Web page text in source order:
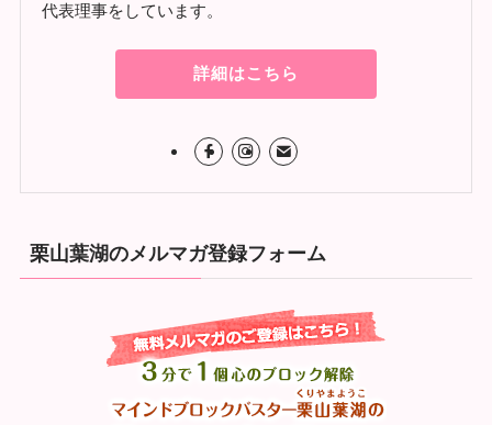
代表理事をしています。
詳細はこちら
栗山葉湖のメルマガ登録フォーム